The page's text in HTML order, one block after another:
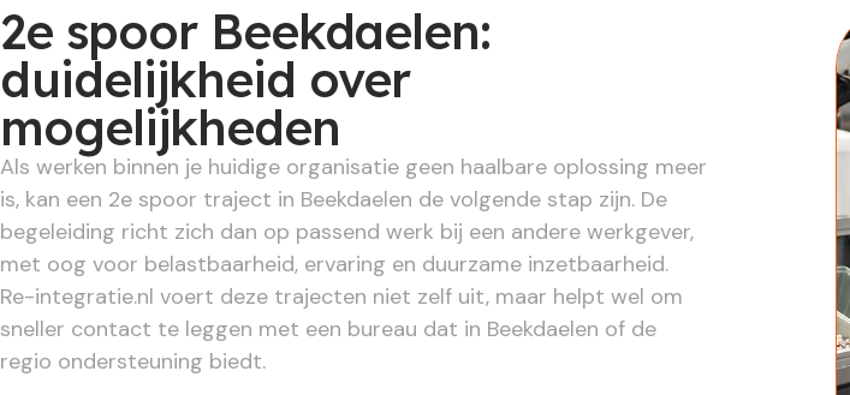
2e spoor Beekdaelen:
duidelijkheid over
mogelijkheden
Als werken binnen je huidige organisatie geen haalbare oplossing meer
is, kan een 2e spoor traject in Beekdaelen de volgende stap zijn. De
begeleiding richt zich dan op passend werk bij een andere werkgever,
met oog voor belastbaarheid, ervaring en duurzame inzetbaarheid.
Re-integratie.nl voert deze trajecten niet zelf uit, maar helpt wel om
sneller contact te leggen met een bureau dat in Beekdaelen of de
regio ondersteuning biedt.